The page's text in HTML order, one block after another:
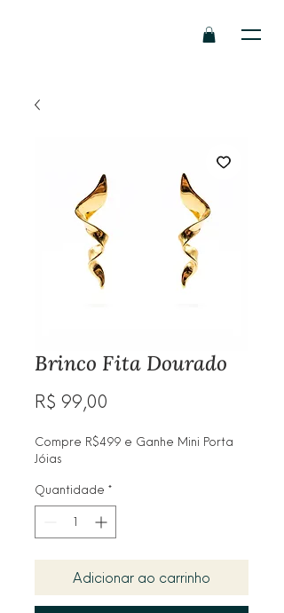
Brinco Fita Dourado
R$ 99,00
Compre R$499 e Ganhe Mini Porta
Jóias
Quantidade *
Adicionar ao carrinho